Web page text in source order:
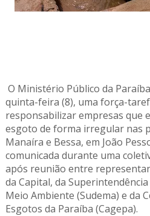
O Ministério Público da
quinta-feira (8), uma força-
responsabilizar empresas que
esgoto de forma irregular nas
Manaíra e Bessa, em João
comunicada durante uma
após reunião entre
da Capital, da
Meio Ambiente (Sudema) e da
Esgotos da Paraíba (Cagepa).